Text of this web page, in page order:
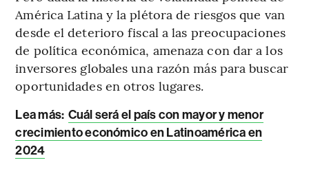
América Latina y la plétora de riesgos que van
desde el deterioro fiscal a las preocupaciones
de política económica, amenaza con dar a los
inversores globales una razón más para buscar
oportunidades en otros lugares.
Lea más: Cuál será el país con mayor y menor
crecimiento económico en Latinoamérica en
2024